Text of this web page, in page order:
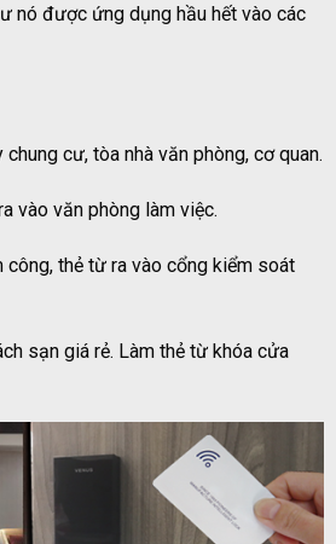
nó được ứng dụng hầu hết vào các
cư, tòa nhà văn phòng, cơ quan.
vào văn phòng làm việc.
công, thẻ từ ra vào cổng kiểm soát
sạn giá rẻ. Làm thẻ từ khóa cửa